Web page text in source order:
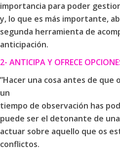
importancia para poder
y, lo que es más importante,
segunda herramienta de
anticipación.
2- ANTICIPA Y OFRECE
”Hacer una cosa antes de que
un
tiempo de observación has
puede ser el detonante de
actuar sobre aquello que os
conflictos.